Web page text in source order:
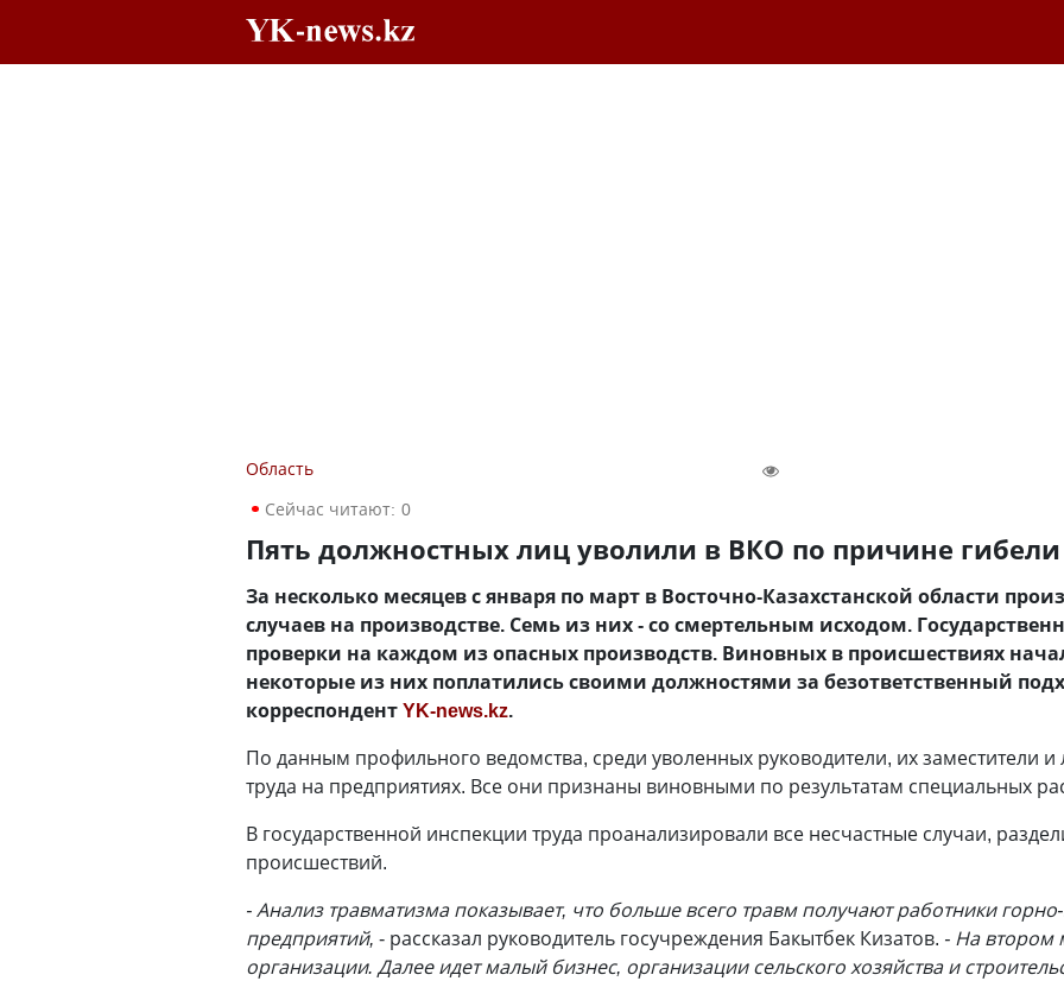
Область
Сейчас читают: 0
Пять должностных лиц уволили в ВКО по причине
За несколько месяцев с января по март в Восточно-Казахстанской области
случаев на производстве. Семь из них - со смертельным исходом.
проверки на каждом из опасных производств. Виновных в происшествиях
некоторые из них поплатились своими должностями за безответственный
корреспондентYK-news.kz.
По данным профильного ведомства, среди уволенных руководители, их заместители
труда на предприятиях. Все они признаны виновными по результатам специальных
В государственной инспекции труда проанализировали все несчастные случаи,
происшествий.
- Анализ травматизма показывает, что больше всего травм получают работники
предприятий, - рассказал руководитель госучреждения Бакытбек Кизатов. - На втором
организации. Далее идет малый бизнес, организации сельского хозяйства и